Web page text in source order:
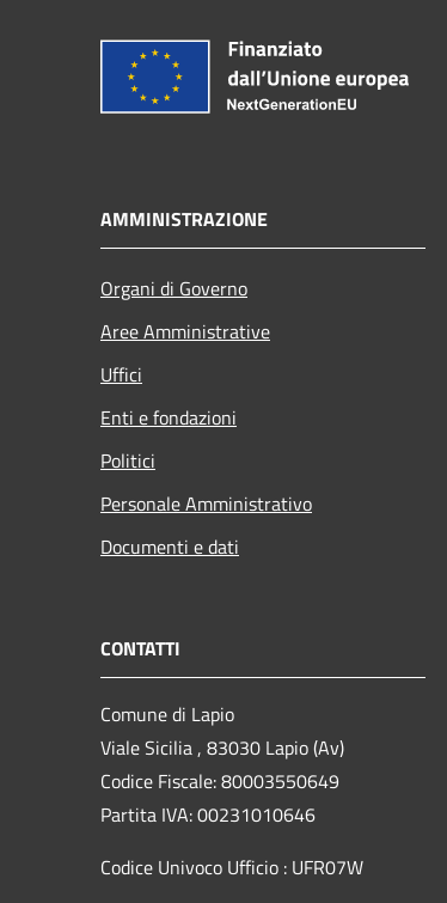
AMMINISTRAZIONE
Organi di Governo
Aree Amministrative
Uffici
Enti e fondazioni
Politici
Personale Amministrativo
Documenti e dati
CONTATTI
Comune di Lapio
Viale Sicilia , 83030 Lapio (Av)
Codice Fiscale: 80003550649
Partita IVA: 00231010646
Codice Univoco Ufficio : UFR07W